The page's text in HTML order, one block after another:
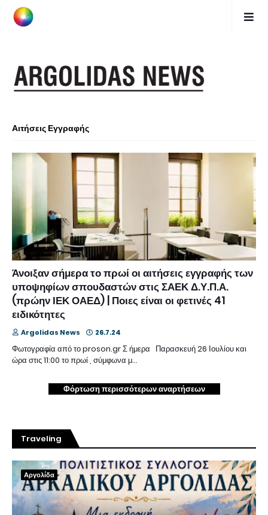
Αιτήσεις Εγγραφής
Άνοιξαν σήμερα το πρωί οι αιτήσεις εγγραφής των
υποψηφίων σπουδαστών στις ΣΑΕΚ Δ.Υ.Π.Α.
(πρώην ΙΕΚ ΟΑΕΔ) | Ποιες είναι οι φετινές 41
ειδικότητες
Argolidas News 26.7.24
Φωτογραφία από το proson.gr Σ ήμερα Παρασκευή 26 Ιουλίου και
ώρα στις 11:00 το πρωί , σύμφωνα μ…
Φόρτωση περισσότερων αναρτήσεων
Traveling
Αργολίδα